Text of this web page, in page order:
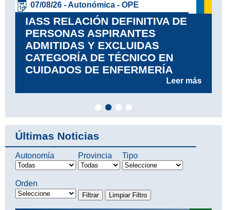
07/08/26 - Autonómica - OPE
IASS RELACIÓN DEFINITIVA DE
PERSONAS ASPIRANTES
ADMITIDAS Y EXCLUIDAS
CATEGORÍA DE TÉCNICO EN
CUIDADOS DE ENFERMERÍA
Leer más
Últimas Noticias
Autonomía Provincia Tipo
Orden